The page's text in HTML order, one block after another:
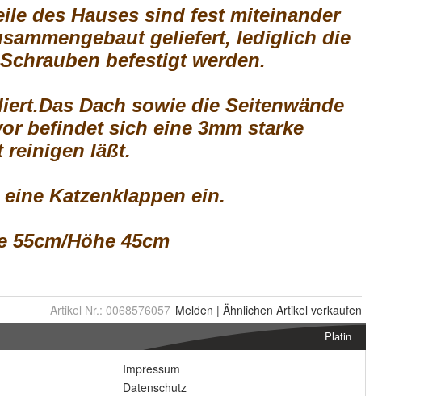
Artikel Nr.: 0068576057 Melden | Ähnlichen Artikel verkaufen
Platin
Impressum
Datenschutz